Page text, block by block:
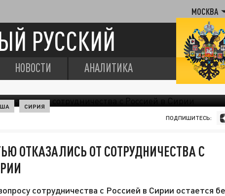
МОСКВА
РУССКИЙ
НОВОСТИ АНАЛИТИКА
СИРИЯ
ПОДПИШИТЕСЬ:
ОТКАЗАЛИСЬ ОТ СОТРУДНИЧЕСТВА С
сотрудничества с Россией в Сирии остается